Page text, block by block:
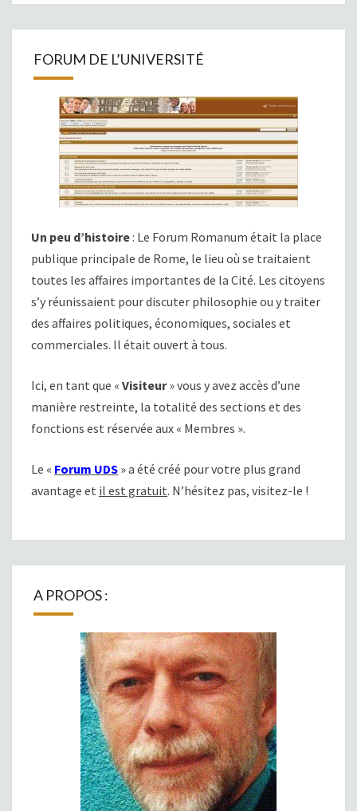
FORUM DE L’UNIVERSITÉ
Un peu d’histoire: Le Forum Romanum était la place
publique principale de Rome, le lieu où se traitaient
toutes les affaires importantes de la Cité. Les citoyens
s’y réunissaient pour discuter philosophie ou y traiter
des affaires politiques, économiques, sociales et
commerciales. Il était ouvert à tous.
Ici, en tant que « Visiteur» vous y avez accès d’une
manière restreinte, la totalité des sections et des
fonctions est réservée aux « Membres ».
Le « Forum UDS » a été créé pour votre plus grand
avantage et il est gratuit. N’hésitez pas, visitez-le !
A PROPOS :